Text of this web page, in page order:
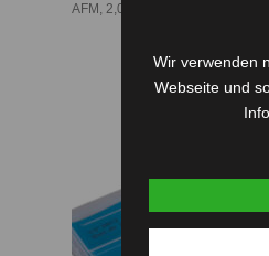
AFM, 2,00 mm
Wir verwenden
Webseite und